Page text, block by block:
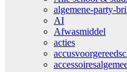
algemene-party-
AI
Afwasmiddel
acties